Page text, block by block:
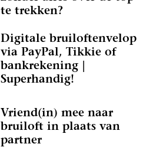
te trekken?
Digitale bruiloftenvelop
via PayPal, Tikkie of
bankrekening |
Superhandig!
Vriend(in) mee naar
bruiloft in plaats van
partner